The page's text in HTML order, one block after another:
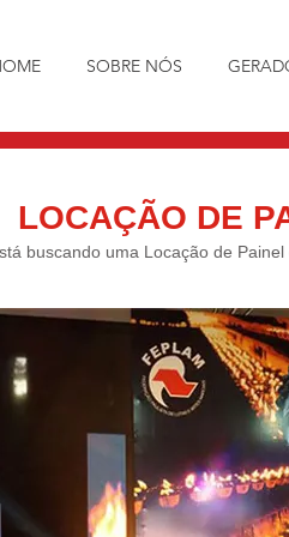
SOBRE NÓS
LOCAÇÃO DE
buscando uma Locação de